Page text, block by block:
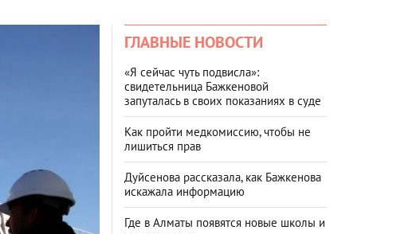
ГЛАВНЫЕ НОВОСТИ
«Я сейчас чуть подвисла»:
свидетельница Бажкеновой
запуталась в своих показаниях в суде
Как пройти медкомиссию, чтобы не
лишиться прав
Дуйсенова рассказала, как Бажкенова
искажала информацию
Где в Алматы появятся новые школы и